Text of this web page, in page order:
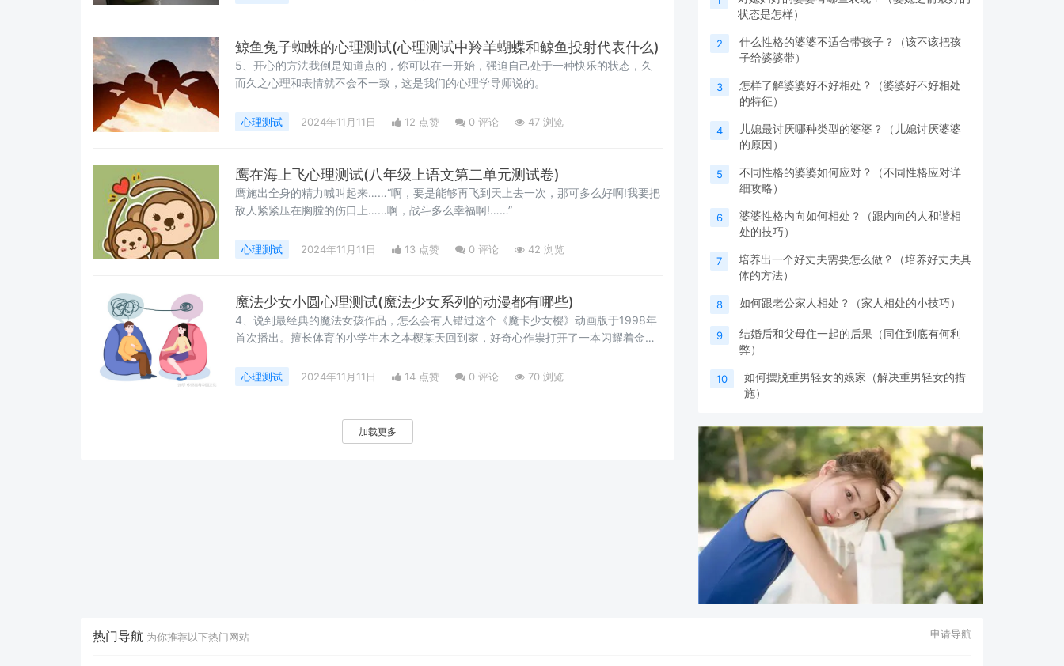
鲸鱼兔子蜘蛛的心理测试(心理测试中羚羊蝴蝶和鲸鱼投射代表什么)
5、开心的方法我倒是知道点的，你可以在一开始，强迫自己处于一种快乐的状态，久
而久之心理和表情就不会不一致，这是我们的心理学导师说的。
心理测试 2024年11月11日 12 点赞 0 评论 47 浏览
鹰在海上飞心理测试(八年级上语文第二单元测试卷)
鹰施出全身的精力喊叫起来……“啊，要是能够再飞到天上去一次，那可多么好啊!我要把
敌人紧紧压在胸膛的伤口上……啊，战斗多么幸福啊!……”
心理测试 2024年11月11日 13 点赞 0 评论 42 浏览
魔法少女小圆心理测试(魔法少女系列的动漫都有哪些)
4、说到最经典的魔法女孩作品，怎么会有人错过这个《魔卡少女樱》动画版于1998年
首次播出。擅长体育的小学生木之本樱某天回到家，好奇心作祟打开了一本闪耀着金色
心理测试 2024年11月11日 14 点赞 0 评论 70 浏览
加载更多
状态是怎样）
2
什么性格的婆婆不适合带孩子？（该不该把孩
子给婆婆带）
3
怎样了解婆婆好不好相处？（婆婆好不好相处
的特征）
4
儿媳最讨厌哪种类型的婆婆？（儿媳讨厌婆婆
的原因）
5
不同性格的婆婆如何应对？（不同性格应对详
细攻略）
6
婆婆性格内向如何相处？（跟内向的人和谐相
处的技巧）
7
培养出一个好丈夫需要怎么做？（培养好丈夫具
体的方法）
8 如何跟老公家人相处？（家人相处的小技巧）
9
结婚后和父母住一起的后果（同住到底有何利
弊）
10
如何摆脱重男轻女的娘家（解决重男轻女的措
施）
热门导航 为你推荐以下热门网站 申请导航